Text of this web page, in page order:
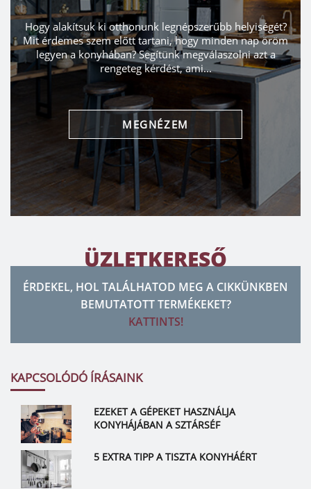
Hogy alakítsuk ki otthonunk legnépszerűbb helyiségét?
Mit érdemes szem előtt tartani, hogy minden nap öröm
legyen a konyhában? Segítünk megválaszolni azt a
rengeteg kérdést, ami...
MEGNÉZEM
ÜZLETKERESŐ
ÉRDEKEL, HOL TALÁLHATOD MEG A CIKKÜNKBEN
BEMUTATOTT TERMÉKEKET?
KATTINTS!
KAPCSOLÓDÓ ÍRÁSAINK
EZEKET A GÉPEKET HASZNÁLJA
KONYHÁJÁBAN A SZTÁRSÉF
5 EXTRA TIPP A TISZTA KONYHÁÉRT